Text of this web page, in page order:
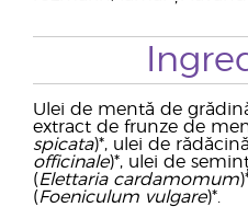
Ulei de mentă de
extract de frunze de
spicata)*, ulei de
officinale)*, ulei de
(Elettaria cardamomum
(Foeniculum vulgare)*.